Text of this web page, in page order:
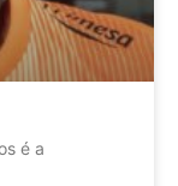
é a